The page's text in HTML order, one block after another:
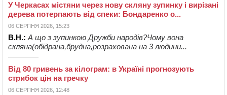
У Черкасах містяни через нову скляну зупинку і вирізані
дерева потерпають від спеки: Бондаренко о...
06 СЕРПНЯ 2026, 15:23
В.Н.: А що з зупинкою Дружби народів?Чому вона
скляна(обідрана,брудна,розрахована на 3 людини...
Від 80 гривень за кілограм: в Україні прогнозують
стрибок цін на гречку
06 СЕРПНЯ 2026, 12:48